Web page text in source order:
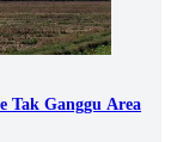
Tak Ganggu Area